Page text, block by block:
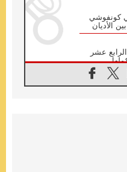
كونفوشي
الأديان
الرابع عشر
للبابا لاوُن